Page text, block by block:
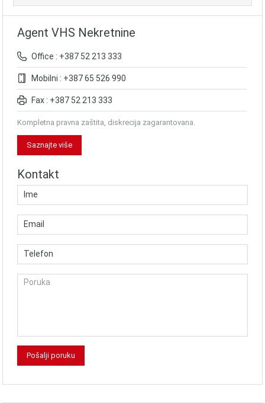
Agent VHS Nekretnine
Office : +387 52 213 333
Mobilni : +387 65 526 990
Fax : +387 52 213 333
Kompletna pravna zaštita, diskrecija zagarantovana.
Saznajte više
Kontakt